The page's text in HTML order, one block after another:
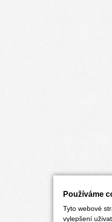
Používáme
Tyto webové
vylepšení